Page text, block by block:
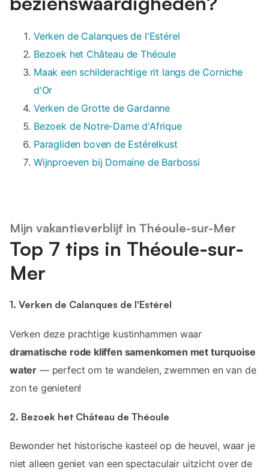
Verken de Calanques de l'Estérel
Bezoek het Château de Théoule
Maak een schilderachtige rit langs de Corniche
d'Or
Verken de Grotte de Gardanne
Bezoek de Notre-Dame d'Afrique
Paragliden boven de Estérelkust
Wijnproeven bij Domaine de Barbossi
Mijn vakantieverblijf in Théoule-sur-Mer
Top 7 tips in Théoule-sur-
Mer
1. Verken de Calanques de l'Estérel
Verken deze prachtige kustinhammen waar
dramatische rode kliffen samenkomen met turquoise
water — perfect om te wandelen, zwemmen en van de
zon te genieten!
2. Bezoek het Château de Théoule
Bewonder het historische kasteel op de heuvel, waar je
niet alleen geniet van een spectaculair uitzicht over de